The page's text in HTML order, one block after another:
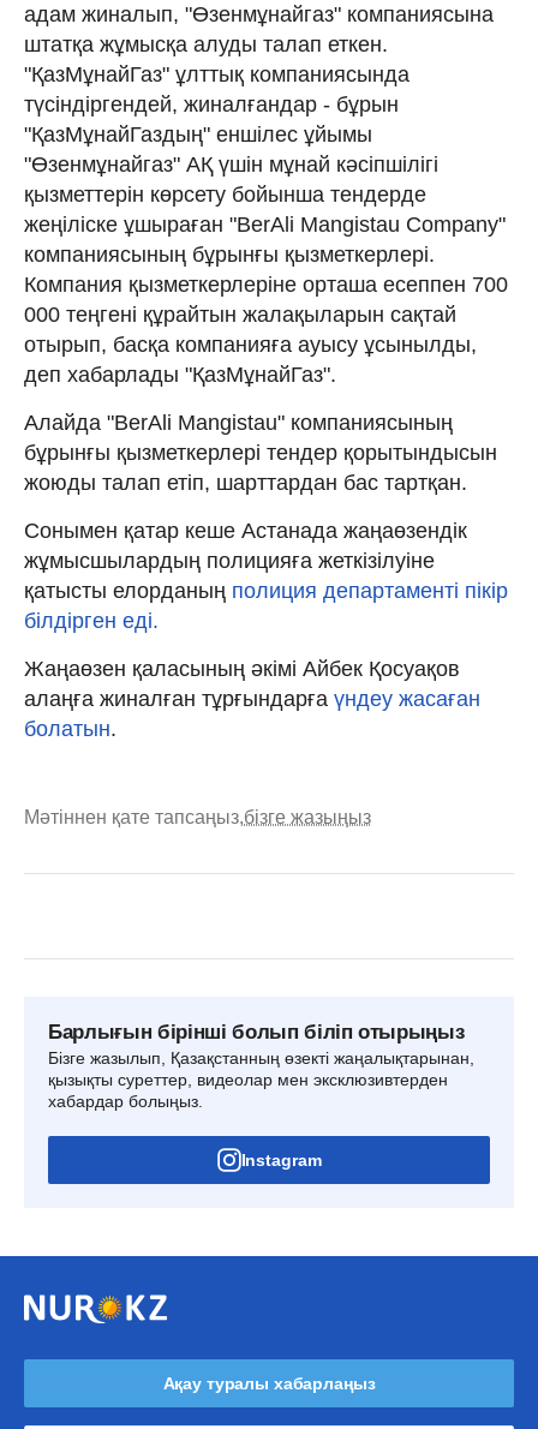
адам жиналып, "Өзенмұнайгаз" компаниясына
штатқа жұмысқа алуды талап еткен.
"ҚазМұнайГаз" ұлттық компаниясында
түсіндіргендей, жиналғандар - бұрын
"ҚазМұнайГаздың" еншілес ұйымы
"Өзенмұнайгаз" АҚ үшін мұнай кәсіпшілігі
қызметтерін көрсету бойынша тендерде
жеңіліске ұшыраған "BerAli Mangistau Company"
компаниясының бұрынғы қызметкерлері.
Компания қызметкерлеріне орташа есеппен 700
000 теңгені құрайтын жалақыларын сақтай
отырып, басқа компанияға ауысу ұсынылды,
деп хабарлады "ҚазМұнайГаз".
Алайда "BerAli Mangistau" компаниясының
бұрынғы қызметкерлері тендер қорытындысын
жоюды талап етіп, шарттардан бас тартқан.
Сонымен қатар кеше Астанада жаңаөзендік
жұмысшылардың полицияға жеткізілуіне
қатысты елорданың полиция департаменті пікір
білдірген еді.
Жаңаөзен қаласының әкімі Айбек Қосуақов
алаңға жиналған тұрғындарға үндеу жасаған
болатын.
Мәтіннен қате тапсаңыз,бізге жазыңыз
Барлығын бірінші болып біліп отырыңыз
Бізге жазылып, Қазақстанның өзекті жаңалықтарынан,
қызықты суреттер, видеолар мен эксклюзивтерден
хабардар болыңыз.
Instagram
Ақау туралы хабарлаңыз